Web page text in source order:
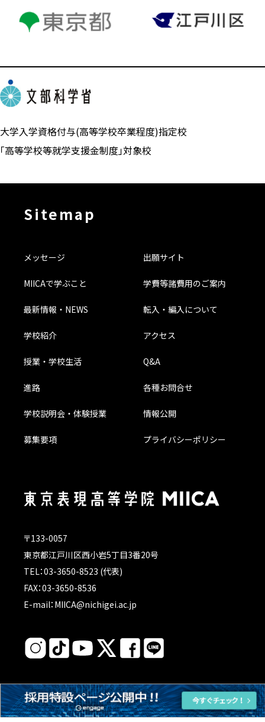
大学入学資格付与(高等学校卒業程度)指定校
「高等学校等就学支援金制度」対象校
Sitemap
メッセージ
MIICAで学ぶこと
最新情報・NEWS
学校紹介
授業・学校生活
進路
学校説明会・体験授業
募集要項
出願サイト
学費等諸費用のご案内
転入・編入について
アクセス
Q&A
各種お問合せ
情報公開
プライバシーポリシー
〒133-0057
東京都江戸川区西小岩5丁目3番20号
TEL：03-3650-8523 (代表)
FAX：03-3650-8536
E-mail：MIICA@nichigei.ac.jp